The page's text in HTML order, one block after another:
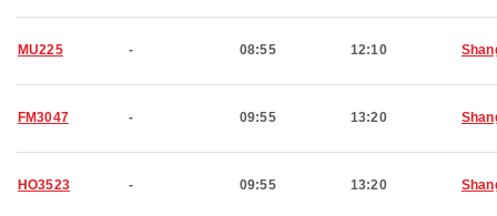
MU225 - 08:55 12:10
FM3047 - 09:55 13:20
HO3523 - 09:55 13:20